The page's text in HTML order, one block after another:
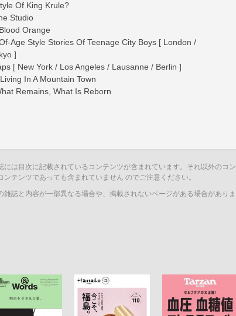
Of King Krule?
Studio
Orange
Age Style Stories Of Teenage City Boys [ London /
]
[ New York / Los Angeles / Lausanne / Berlin ]
In A Mountain Town
Remains, What Is Reborn
は目次に記載されているコンテンツが含まれています。それ以外のコン
ンテンツであっても含まれていません のでご注意ください。
誌と内容が一部異なる場合や、掲載されないページがある場合がありま